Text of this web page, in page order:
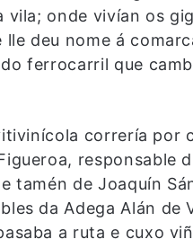
vila; onde vivían os
lle deu nome á
ferrocarril que
correría por
responsable
tamén de Joaquín
da Adega Alán de
a ruta e cuxo